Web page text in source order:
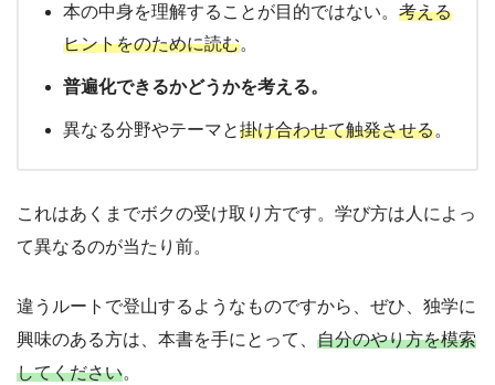
本の中身を理解することが目的ではない。 考える
ヒントをのために読む。
普遍化できるかどうかを考える。
異なる分野やテーマと掛け合わせて触発させる。
これはあくまでボクの受け取り方です。学び方は人によっ
て異なるのが当たり前。
違うルートで登山するようなものですから、ぜひ、独学に
興味のある方は、本書を手にとって、 自分のやり方を模索
してください。